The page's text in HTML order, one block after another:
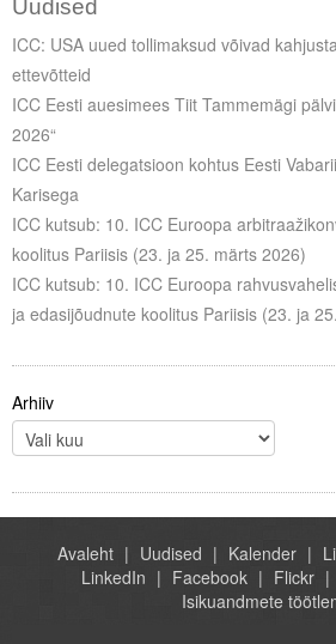
Uudised
ICC: USA uued tollimaksud võivad
ettevõtteid
ICC Eesti auesimees Tiit Tammemägi
2026“
ICC Eesti delegatsioon kohtus Eesti
Karisega
ICC kutsub: 10. ICC Euroopa
koolitus Pariisis (23. ja 25. märts 2026)
ICC kutsub: 10. ICC Euroopa
ja edasijõudnute koolitus Pariisis (23. ja
Arhiiv
Avaleht Uudised Kalender
LinkedIn
Facebook Flickr
Isikuandmete